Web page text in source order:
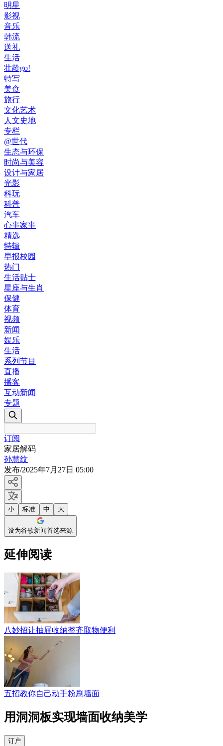
明星
影视
音乐
韩流
送礼
生活
壮龄go!
特写
美食
旅行
文化艺术
人文史地
专栏
@世代
生态与环保
时尚与美容
设计与家居
光影
科玩
科普
汽车
心事家事
精选
特辑
早报校园
热门
生活贴士
星座与生肖
保健
体育
视频
新闻
娱乐
生活
系列节目
直播
播客
互动新闻
专题
订阅
家居解码
孙慧纹
发布/2025年7月27日 05:00
小 标准 中 大
设为谷歌新闻首选来源
延伸阅读
八妙招让抽屉收纳整齐取物便利
五招教你自己动手粉刷墙面
用洞洞板实现墙面收纳美学
订户